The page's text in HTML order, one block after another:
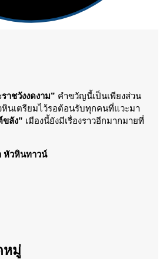
าชวังงดงาม” คำขวัญนี้เป็นเพียงส่วน
นเตรียมไว้รอต้อนรับทุกคนที่แวะมา
ลัง” เมืองนี้ยังมีเรื่องราวอีกมากมายที่
หัวหินทาวน์
หมู่